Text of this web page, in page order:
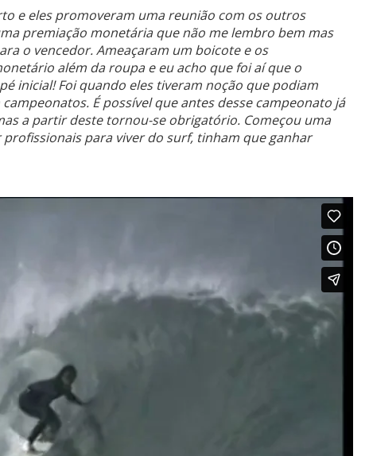
e eles promoveram uma reunião com os outros
premiação monetária que não me lembro bem mas
o vencedor. Ameaçaram um boicote e os
além da roupa e eu acho que foi aí que o
inicial! Foi quando eles tiveram noção que podiam
É possível que antes desse campeonato já
a partir deste tornou-se obrigatório. Começou uma
para viver do surf, tinham que ganhar